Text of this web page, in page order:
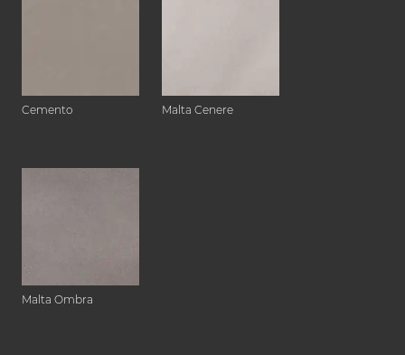
Cemento Malta Cenere
Malta Ombra